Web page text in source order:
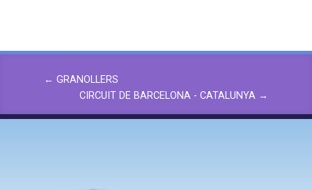
← GRANOLLERS
CIRCUIT DE BARCELONA - CATALUNYA →